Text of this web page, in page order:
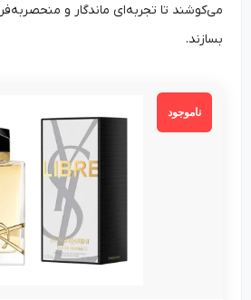
می‌کوشند تا تجربه‌ای ماندگار و منحصربه‌فرد
بسازند.
ناموجود